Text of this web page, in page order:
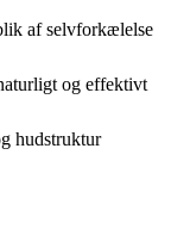
af selvforkælelse
og effektivt
hudstruktur